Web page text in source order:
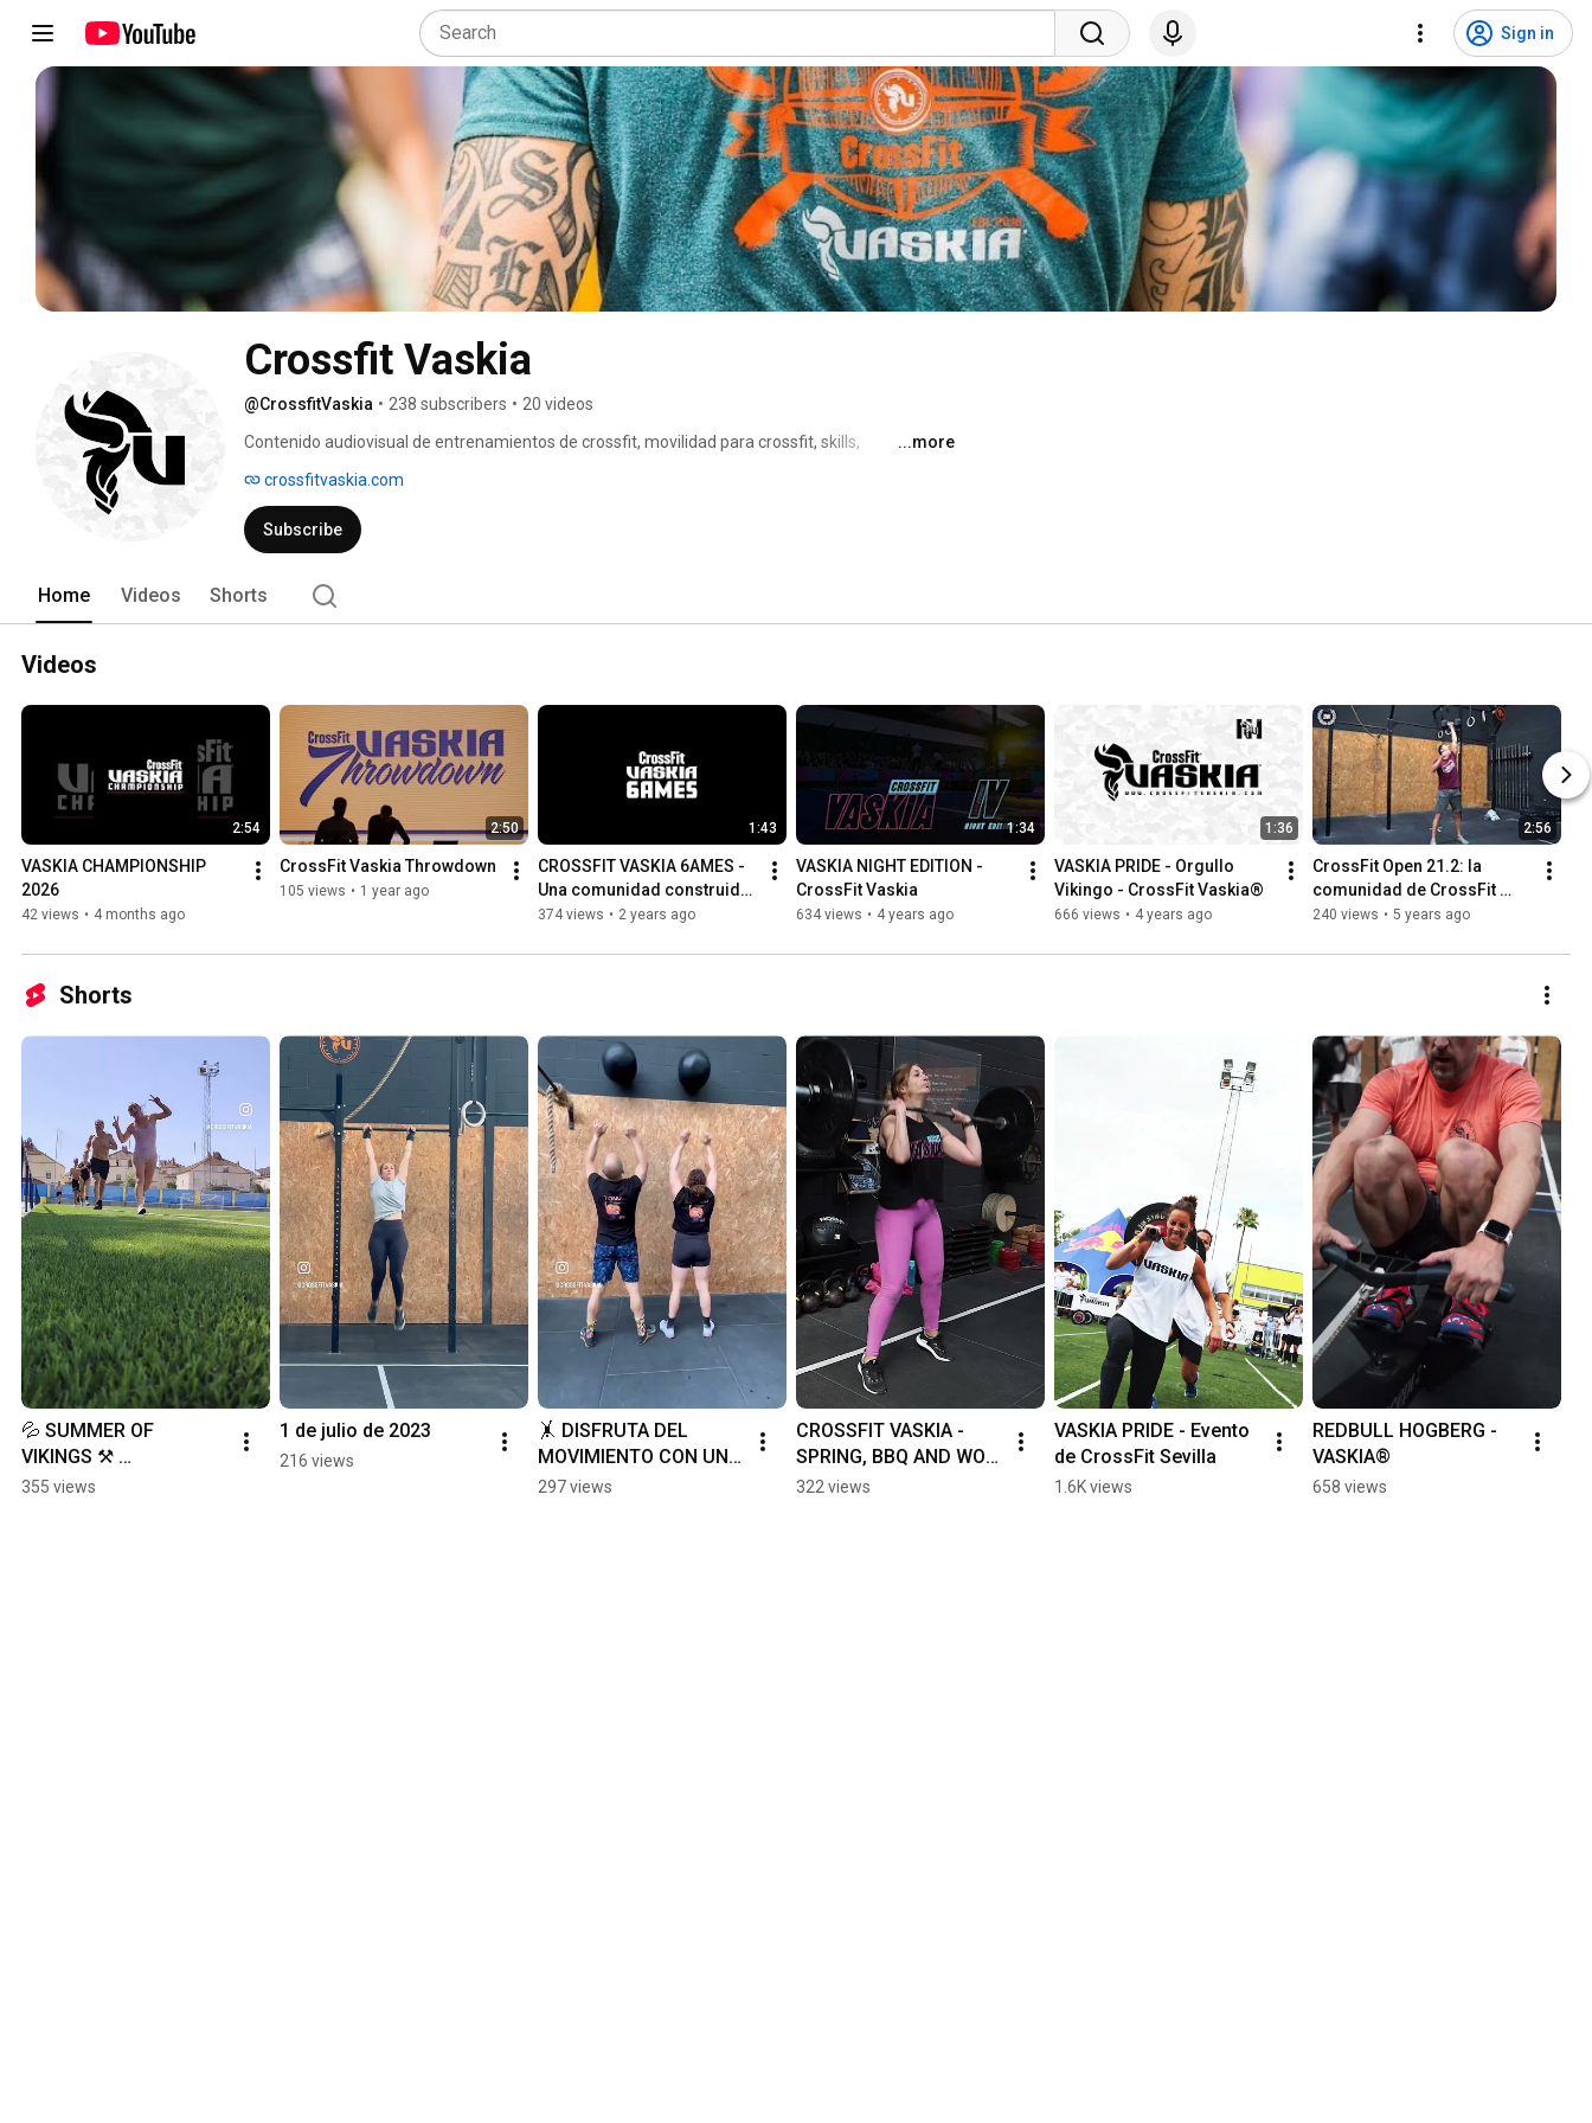
Sign in
Crossfit Vaskia
@CrossfitVaskia • 238 subscribers • 20 videos
Contenido audiovisual de entrenamientos de crossfit, movilidad para crossfit, skills,
strongman, endurance y sobretodo salud en el deporte.
...more
crossfitvaskia.com
Subscribe
Home Videos Shorts
Videos
2:54
VASKIA CHAMPIONSHIP
2026
42 views • 4 months ago
2:50
CrossFit Vaskia Throwdown
105 views • 1 year ago
1:43
CROSSFIT VASKIA 6AMES -
Una comunidad construida
con el corazón.
374 views • 2 years ago
1:34
VASKIA NIGHT EDITION -
CrossFit Vaskia
634 views • 4 years ago
1:36
VASKIA PRIDE - Orgullo
Vikingo - CrossFit Vaskia®
666 views • 4 years ago
2:56
CrossFit Open 21.2: la
comunidad de CrossFit
Vaskia diversidad y
240 views • 5 years ago
Shorts
💦 SUMMER OF
VIKINGS ⚒️
Entrenamiento de
355 views
1 de julio de 2023
216 views
🤸 DISFRUTA DEL
MOVIMIENTO CON UN
ENTRENAMIENTO
297 views
CROSSFIT VASKIA -
SPRING, BBQ AND WOD
- V ANIVERSARIO
322 views
VASKIA PRIDE - Evento
de CrossFit Sevilla
1.6K views
REDBULL HOGBERG -
VASKIA®
658 views